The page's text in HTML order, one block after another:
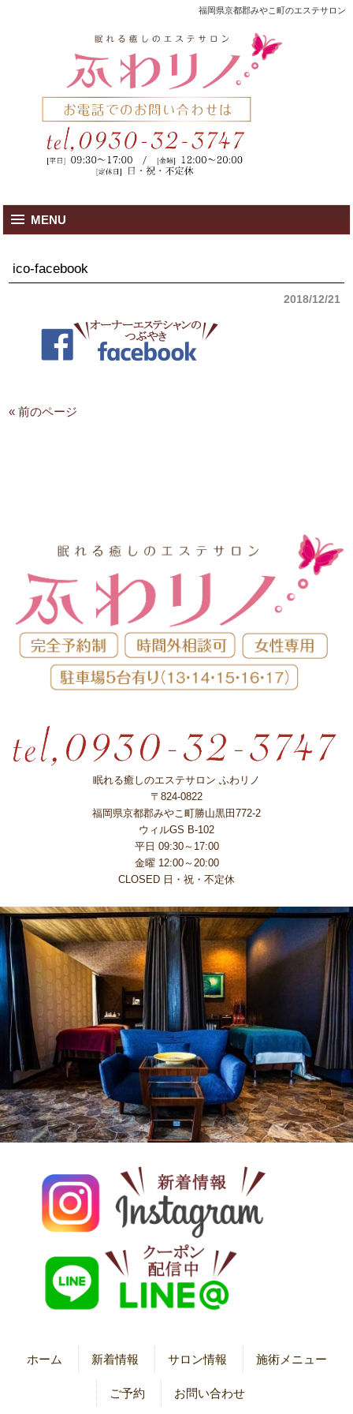
福岡県京都郡みやこ町のエステサロン
MENU
ico-facebook
2018/12/21
« 前のページ
眠れる癒しのエステサロン ふわリノ
〒824-0822
福岡県京都郡みやこ町勝山黒田772-2
ウィルGS B-102
平日 09:30～17:00
金曜 12:00～20:00
CLOSED 日・祝・不定休
ホーム 新着情報 サロン情報 施術メニュー
ご予約 お問い合わせ